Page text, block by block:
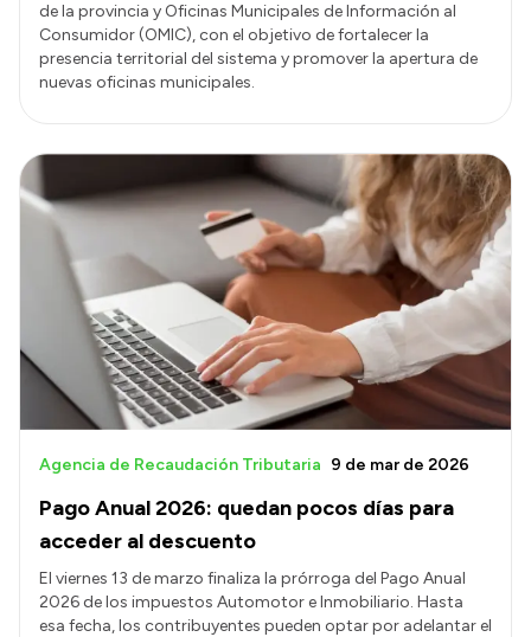
de la provincia y Oficinas Municipales de Información al
Consumidor (OMIC), con el objetivo de fortalecer la
presencia territorial del sistema y promover la apertura de
nuevas oficinas municipales.
Pago Anual 2026: quedan pocos días para
acceder al descuento
Agencia de Recaudación Tributaria 9 de mar de 2026
El viernes 13 de marzo finaliza la prórroga del Pago Anual
2026 de los impuestos Automotor e Inmobiliario. Hasta
esa fecha, los contribuyentes pueden optar por adelantar el